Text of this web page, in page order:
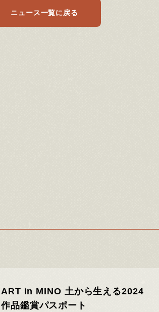
ニュース一覧に戻る
ART in MINO 土から生える2024
作品鑑賞パスポート